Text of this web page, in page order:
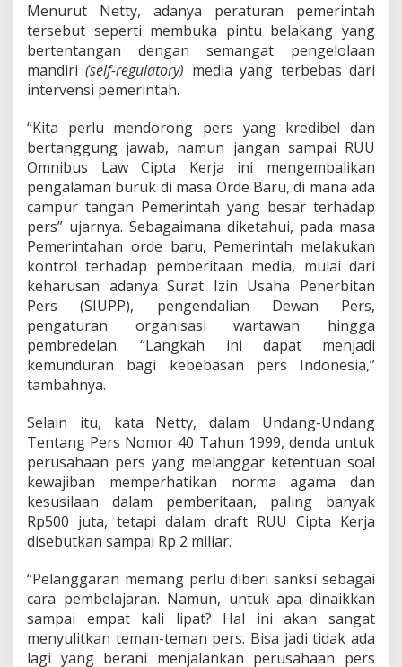
B
e
r
p
e
n
s
i
B
u
g
a
m
D
u
a
s
Menurut Netty, adanya peraturan pemerintah
tersebut seperti membuka pintu belakang yang
bertentangan dengan semangat pengelolaan
mandiri(self-regulatory) media yang terbebas dari
intervensi pemerintah.
“Kita perlu mendorong pers yang kredibel dan
bertanggung jawab, namun jangan sampai RUU
Omnibus Law Cipta Kerja ini mengembalikan
pengalaman buruk di masa Orde Baru, di mana ada
campur tangan Pemerintah yang besar terhadap
pers” ujarnya. Sebagaimana diketahui, pada masa
Pemerintahan orde baru, Pemerintah melakukan
kontrol terhadap pemberitaan media, mulai dari
keharusan adanya Surat Izin Usaha Penerbitan
Pers (SIUPP), pengendalian Dewan Pers,
pengaturan organisasi wartawan hingga
pembredelan. “Langkah ini dapat menjadi
kemunduran bagi kebebasan pers Indonesia,”
tambahnya.
Selain itu, kata Netty, dalam Undang-Undang
Tentang Pers Nomor 40 Tahun 1999, denda untuk
perusahaan pers yang melanggar ketentuan soal
kewajiban memperhatikan norma agama dan
kesusilaan dalam pemberitaan, paling banyak
Rp500 juta, tetapi dalam draft RUU Cipta Kerja
disebutkan sampai Rp 2 miliar.
“Pelanggaran memang perlu diberi sanksi sebagai
cara pembelajaran. Namun, untuk apa dinaikkan
sampai empat kali lipat? Hal ini akan sangat
menyulitkan teman-teman pers. Bisa jadi tidak ada
lagi yang berani menjalankan perusahaan pers